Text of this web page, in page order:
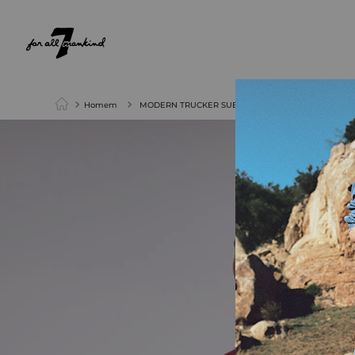
Homem MODERN TRUCKER SUEDE MULBERRY